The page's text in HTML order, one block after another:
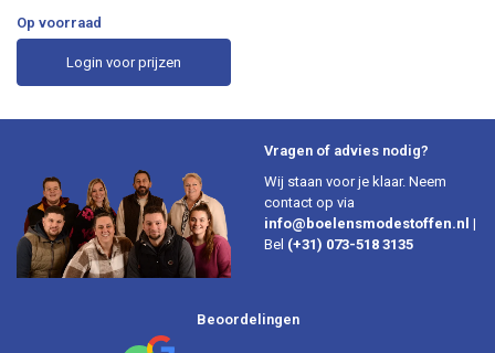
Op voorraad
Login voor prijzen
Vragen of advies nodig?
Wij staan voor je klaar. Neem
contact op via
info@boelensmodestoffen.nl |
Bel (+31) 073-518 3135
Beoordelingen